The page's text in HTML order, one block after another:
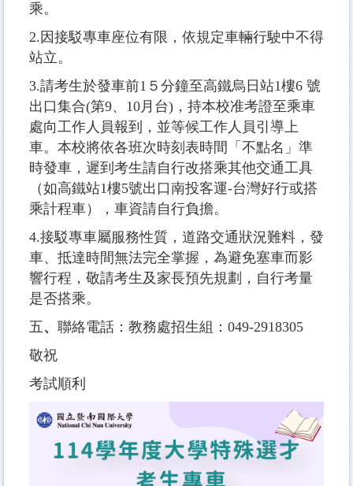
乘。
2.因接駁專車座位有限，依規定車輛行駛中不得
站立。
3.請考生於發車前1５分鐘至高鐵烏日站1樓6 號
出口集合(第9、10月台)，持本校准考證至乘車
處向工作人員報到，並等候工作人員引導上
車。本校將依各班次時刻表時間「不點名」準
時發車，遲到考生請自行改搭乘其他交通工具
（如高鐵站1樓5號出口南投客運-台灣好行或搭
乘計程車），車資請自行負擔。
4.接駁專車屬服務性質，道路交通狀況難料，發
車、抵達時間無法完全掌握，為避免塞車而影
響行程，敬請考生及家長預先規劃，自行考量
是否搭乘。
五、 聯絡電話：教務處招生組：049-2918305
敬祝
考試順利